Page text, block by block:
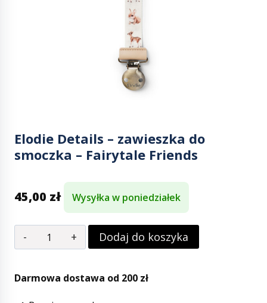
Elodie Details – zawieszka do
smoczka – Fairytale Friends
45,00 zł Wysyłka w poniedziałek
Dodaj do koszyka
Darmowa dostawa od 200 zł